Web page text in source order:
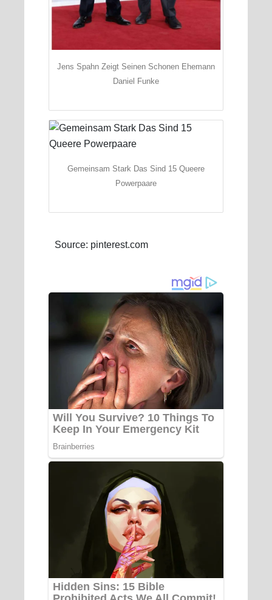
Jens Spahn Zeigt Seinen Schonen Ehemann
Daniel Funke
Gemeinsam Stark Das Sind 15 Queere
Powerpaare
Source: pinterest.com